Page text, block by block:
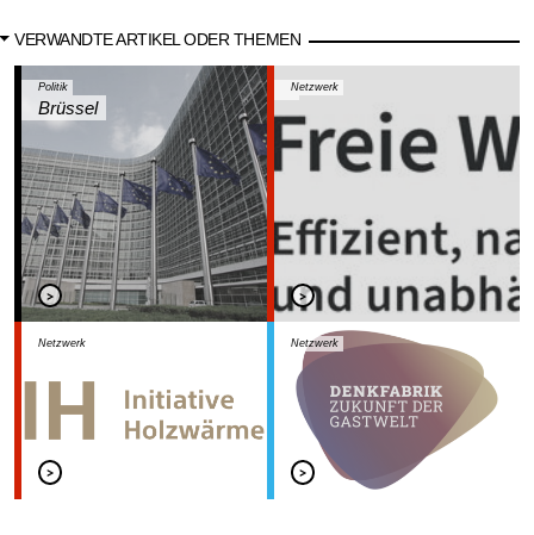
VERWANDTE ARTIKEL ODER THEMEN
Politik
Brüssel
Netzwerk
Netzwerk Netzwerk